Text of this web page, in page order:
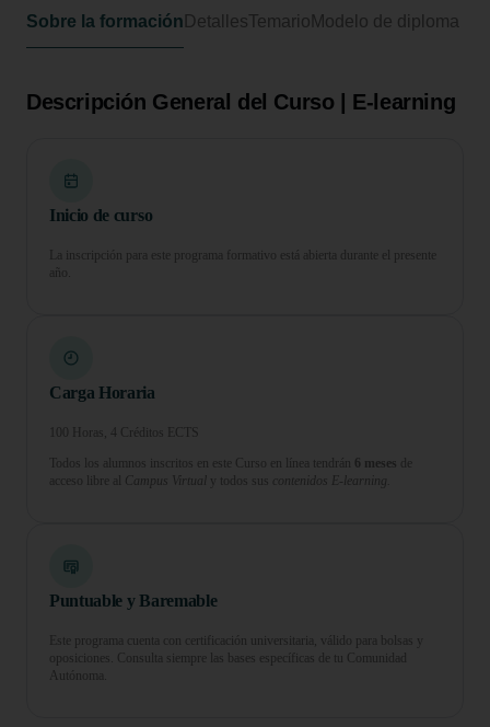
Sobre la formación DetallesTemario Modelo de diploma
Descripción General del Curso | E-learning
Inicio de curso
La inscripción para este programa formativo está abierta durante el presente
año.
Carga Horaria
100 Horas, 4 Créditos ECTS
Todos los alumnos inscritos en este Curso en línea tendrán 6 meses de
acceso libre al Campus Virtual y todos sus contenidos E-learning.
Puntuable y Baremable
Este programa cuenta con certificación universitaria, válido para bolsas y
oposiciones. Consulta siempre las bases específicas de tu Comunidad
Autónoma.